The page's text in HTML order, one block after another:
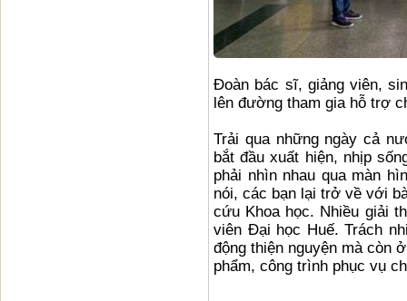
Đoàn bác sĩ, giảng viên,
lên đường tham gia hỗ trợ
Trải qua những ngày cả
bắt đầu xuất hiện, nhịp
phải nhìn nhau qua màn
nói, các bạn lại trở về với
cứu Khoa học. Nhiều giải
viên Đại học Huế. Trách
động thiện nguyện mà còn
phẩm, công trình phục vụ